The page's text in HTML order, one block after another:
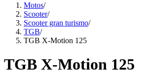
Motos/
Scooter/
Scooter gran turismo/
TGB/
TGB X-Motion 125
TGB X-Motion 125